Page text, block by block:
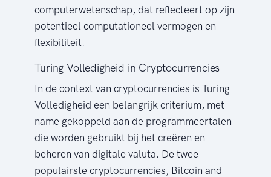
computerwetenschap, dat reflecteert op zijn
potentieel computationeel vermogen en
flexibiliteit.
Turing Volledigheid in Cryptocurrencies
In de context van cryptocurrencies is Turing
Volledigheid een belangrijk criterium, met
name gekoppeld aan de programmeertalen
die worden gebruikt bij het creëren en
beheren van digitale valuta. De twee
populairste cryptocurrencies, Bitcoin and